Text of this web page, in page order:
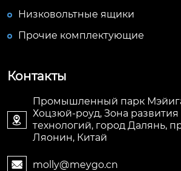
Низковольтные ящики
Прочие комплектующие
Контакты

Промышленный парк
Хоцзюй-роуд, Зона развития
технологий, город Далянь,
Ляонин, Китай
 molly@meygo.cn